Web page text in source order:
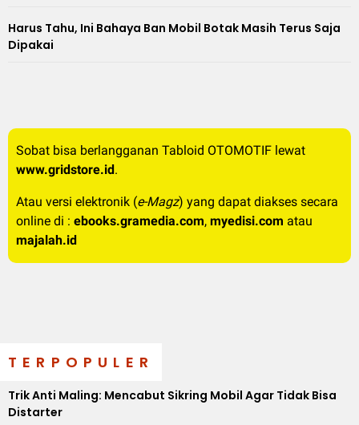
Harus Tahu, Ini Bahaya Ban Mobil Botak Masih Terus Saja
Dipakai
Sobat bisa berlangganan Tabloid OTOMOTIF lewat
www.gridstore.id.
Atau versi elektronik (e-Magz) yang dapat diakses secara
online di : ebooks.gramedia.com, myedisi.com atau
majalah.id
TERPOPULER
Trik Anti Maling: Mencabut Sikring Mobil Agar Tidak Bisa
Distarter